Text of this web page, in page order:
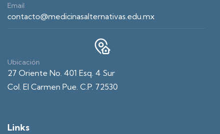
Email
contacto@medicinasalternativas.edu.mx
Ubicación
27 Oriente No. 401 Esq. 4 Sur
Col. El Carmen Pue. C.P. 72530
Links